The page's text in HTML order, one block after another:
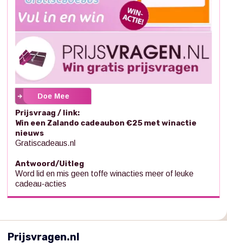
Doe Mee
Prijsvraag / link:
Win een Zalando cadeaubon €25 met winactie
nieuws
Gratiscadeaus.nl
Antwoord/Uitleg
Word lid en mis geen toffe winacties meer of leuke
cadeau-acties
Prijsvragen.nl